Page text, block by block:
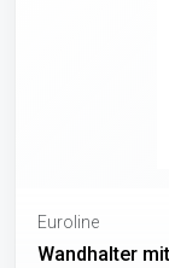
Euroline
Wandhalter